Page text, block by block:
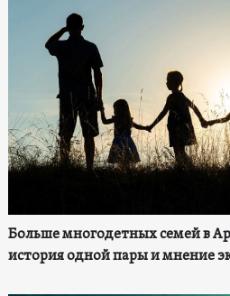
Больше многодетных семей в
история одной пары и мнение